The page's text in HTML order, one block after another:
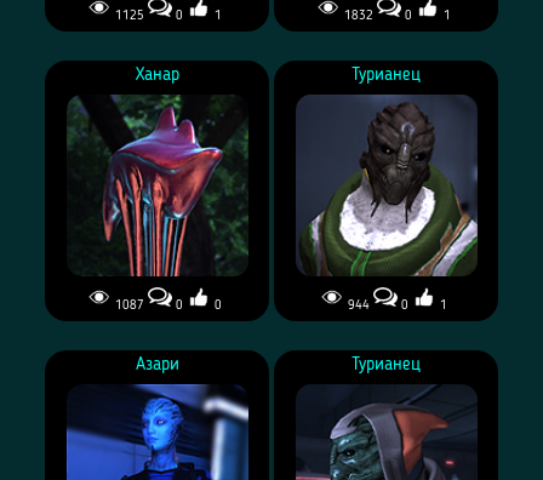
1125 0 1 1832 0 1
Ханар
1087 0 0
Турианец
944 0 1
Азари Турианец